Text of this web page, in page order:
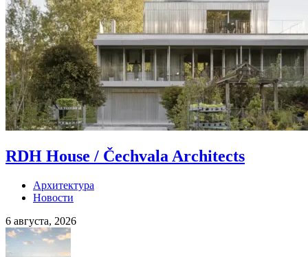
RDH House / Čechvala Architects
Архитектура
Новости
6 августа, 2026